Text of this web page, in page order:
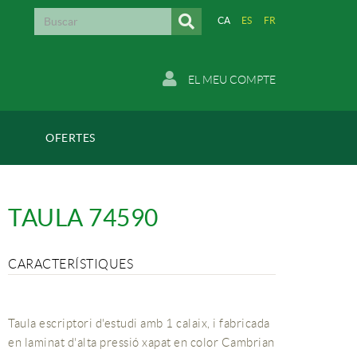
CA ES FR
EL MEU COMPTE
OFERTES
TAULA 74590
CARACTERÍSTIQUES
Taula escriptori d'estudi amb 1 calaix, i fabricada
en laminat d'alta pressió xapat en color Cambrian